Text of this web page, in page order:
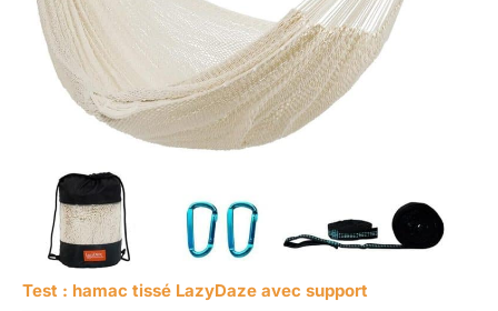
Test : hamac tissé LazyDaze avec support